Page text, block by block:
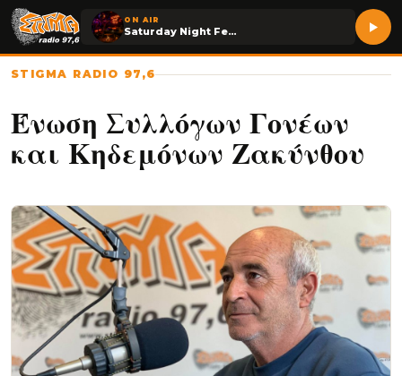
ON AIR
Saturday Night Fever
STIGMA RADIO 97,6
Ένωση Συλλόγων Γονέων
και Κηδεμόνων Ζακύνθου